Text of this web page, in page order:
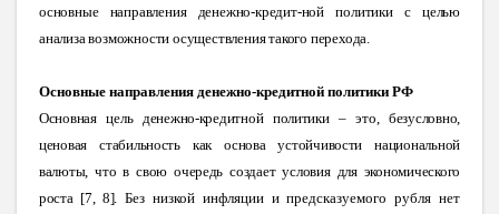
основные направления денежно-кредит-ной политики с целью
анализа возможности осуществления такого перехода.
Основные направления денежно-кредитной политики РФ
Основная цель денежно-кредитной политики – это, безусловно,
ценовая стабильность как основа устойчивости национальной
валюты, что в свою очередь создает условия для экономического
роста [7, 8]. Без низкой инфляции и предсказуемого рубля нет